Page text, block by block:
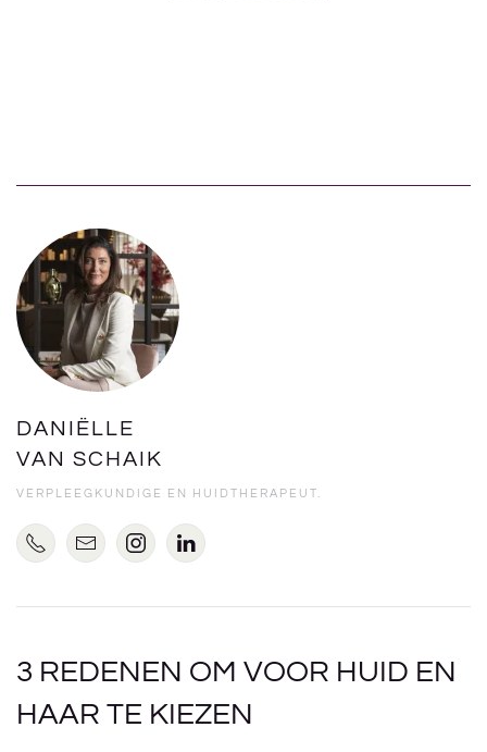
DANIËLLE
VAN SCHAIK
VERPLEEGKUNDIGE EN HUIDTHERAPEUT.
3 REDENEN OM VOOR HUID EN
HAAR TE KIEZEN